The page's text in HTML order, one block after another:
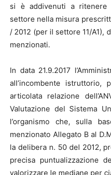
si è addivenuti a ritenere
settore nella misura
/ 2012 (per il settore 11/A1),
menzionati.
In data 21.9.2017
all’incombente istruttorio,
articolata relazione
Valutazione del Sistema
l’organismo che, sulla
menzionato Allegato B al
la delibera n. 50 del 2012,
precisa puntualizzazione
valorizzare le mediane per